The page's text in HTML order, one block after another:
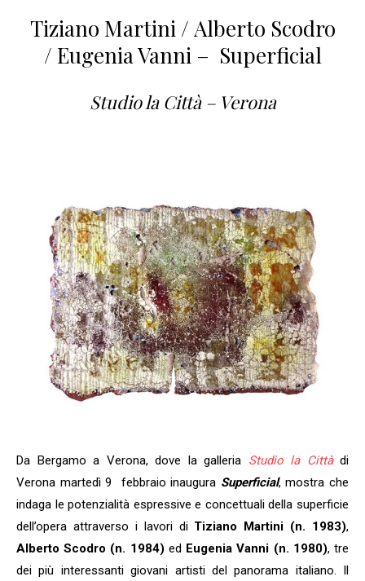
Tiziano Martini / Alberto Scodro
/ Eugenia Vanni – Superficial
Studio la Città – Verona
Da Bergamo a Verona, dove la galleria Studio la Cittàdi
Verona martedì 9 febbraio inaugura Superficial, mostra che
indaga le potenzialità espressive e concettuali della superficie
dell’opera attraverso i lavori di Tiziano Martini (n. 1983),
Alberto Scodro (n. 1984) ed Eugenia Vanni (n. 1980), tre
dei più interessanti giovani artisti del panorama italiano. Il